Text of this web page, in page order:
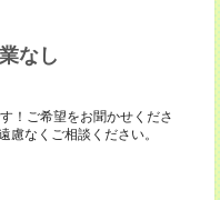
なし
！ご希望をお聞かせくださ
なくご相談ください。